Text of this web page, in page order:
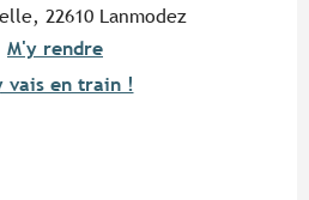
22610 Lanmodez
M'y rendre
vais en train !